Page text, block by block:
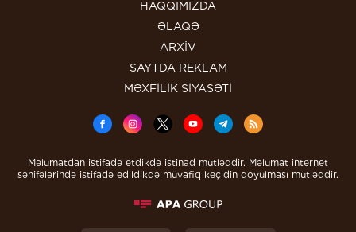
HAQQIMIZDA
ƏLAQƏ
ARXİV
SAYTDA REKLAM
MƏXFİLİK SİYASƏTİ
Məlumatdan istifadə etdikdə istinad mütləqdir. Məlumat internet
səhifələrində istifadə edildikdə müvafiq keçidin qoyulması mütləqdir.